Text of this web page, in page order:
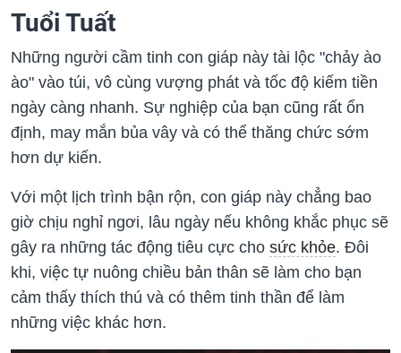
Tuổi Tuất
Những người cầm tinh con giáp này tài lộc "chảy ào
ào" vào túi, vô cùng vượng phát và tốc độ kiếm tiền
ngày càng nhanh. Sự nghiệp của bạn cũng rất ổn
định, may mắn bủa vây và có thể thăng chức sớm
hơn dự kiến.
Với một lịch trình bận rộn, con giáp này chẳng bao
giờ chịu nghỉ ngơi, lâu ngày nếu không khắc phục sẽ
gây ra những tác động tiêu cực cho sức khỏe. Đôi
khi, việc tự nuông chiều bản thân sẽ làm cho bạn
cảm thấy thích thú và có thêm tinh thần để làm
những việc khác hơn.